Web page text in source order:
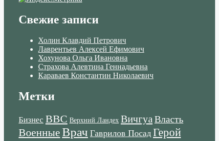
Свежие записи
Холин Клавдий Петрович
Лаврентьев Алексей Ефимович
Хохунова Ольга Ивановна
Страхова Алевтина Геннадьевна
Караваев Константин Николаевич
Метки
Бизнес ВВС Верхний Ландех ВичгуаВласть
Военные Врач Гаврилов Посад Герой